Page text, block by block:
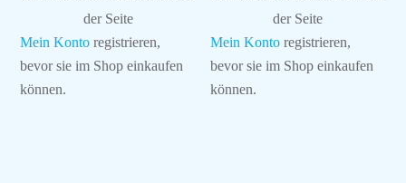
der Seite
Mein Konto registrieren,
bevor sie im Shop einkaufen
können.
der Seite
Mein Konto registrieren,
bevor sie im Shop einkaufen
können.